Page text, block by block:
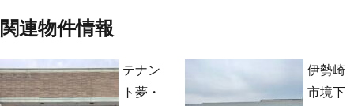
関連物件情報
テナン
ト夢・
伊勢崎
市境下